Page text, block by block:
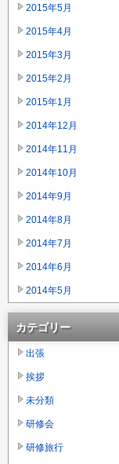
2015年5月
2015年4月
2015年3月
2015年2月
2015年1月
2014年12月
2014年11月
2014年10月
2014年9月
2014年8月
2014年7月
2014年6月
2014年5月
カテゴリー
出張
挨拶
未分類
研修会
研修旅行